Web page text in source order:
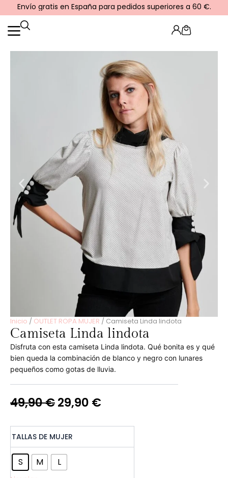
al
contenido
Envío gratis en España para pedidos superiores a 60 €.
Cart
Inicio / OUTLET ROPA MUJER / Camiseta Linda lindota
Camiseta Linda lindota
Disfruta con esta camiseta Linda lindota. Qué bonita es y qué
bien queda la combinación de blanco y negro con lunares
pequeños como gotas de lluvia.
49,90€29,90 €
TALLAS DE MUJER
S M L
Linda
lindota
cantidad